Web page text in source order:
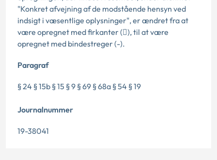
"Konkret afvejning af de modstående hensyn ved
indsigt i væsentlige oplysninger", er ændret fra at
være opregnet med firkanter (), til at være
opregnet med bindestreger (-).
Paragraf
§ 24 § 15b § 15 § 9 § 69 § 68a § 54 § 19
Journalnummer
19-38041